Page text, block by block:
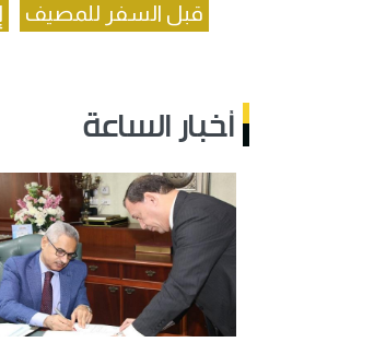
قبل السفر للمصيف
أخبار الساعة